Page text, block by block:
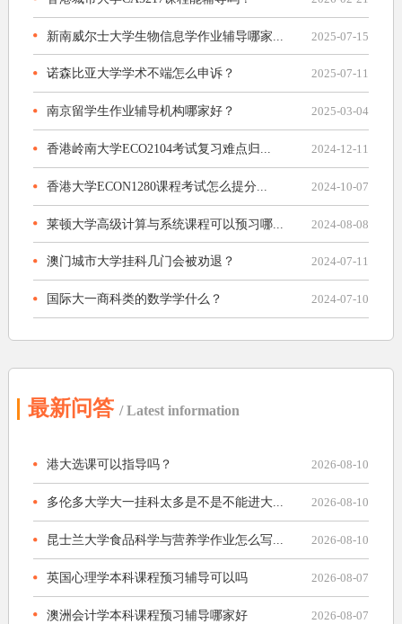
新南威尔士大学生物信息学作业辅导哪家... 2025-07-15
诺森比亚大学学术不端怎么申诉？ 2025-07-11
南京留学生作业辅导机构哪家好？ 2025-03-04
香港岭南大学ECO2104考试复习难点归... 2024-12-11
香港大学ECON1280课程考试怎么提分... 2024-10-07
莱顿大学高级计算与系统课程可以预习哪... 2024-08-08
澳门城市大学挂科几门会被劝退？ 2024-07-11
国际大一商科类的数学学什么？ 2024-07-10
最新问答 / Latest information
港大选课可以指导吗？ 2026-08-10
多伦多大学大一挂科太多是不是不能进大... 2026-08-10
昆士兰大学食品科学与营养学作业怎么写... 2026-08-10
英国心理学本科课程预习辅导可以吗 2026-08-07
澳洲会计学本科课程预习辅导哪家好 2026-08-07